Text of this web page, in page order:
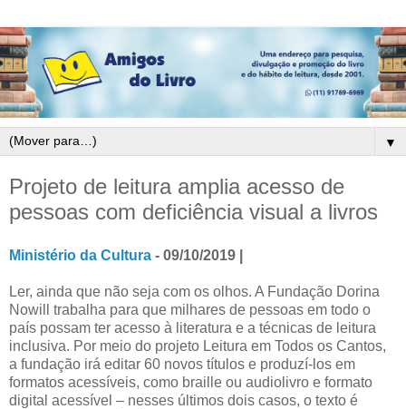
▼
Projeto de leitura amplia acesso de
pessoas com deficiência visual a livros
Ministério da Cultura - 09/10/2019 |
Ler, ainda que não seja com os olhos. A Fundação Dorina
Nowill trabalha para que milhares de pessoas em todo o
país possam ter acesso à literatura e a técnicas de leitura
inclusiva. Por meio do projeto Leitura em Todos os Cantos,
a fundação irá editar 60 novos títulos e produzí-los em
formatos acessíveis, como braille ou audiolivro e formato
digital acessível – nesses últimos dois casos, o texto é